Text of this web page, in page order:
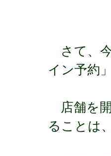
さて、
イン予約
店舗を
ることは